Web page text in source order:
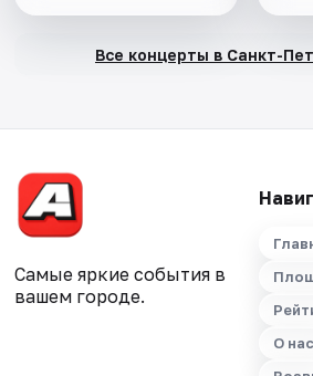
Все концерты в Санкт-
Самые яркие события в
вашем городе.
О нас